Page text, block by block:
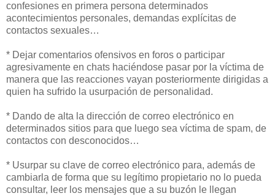
confesiones en primera persona determinados
acontecimientos personales, demandas explícitas de
contactos sexuales…
* Dejar comentarios ofensivos en foros o participar
agresivamente en chats haciéndose pasar por la víctima de
manera que las reacciones vayan posteriormente dirigidas a
quien ha sufrido la usurpación de personalidad.
* Dando de alta la dirección de correo electrónico en
determinados sitios para que luego sea víctima de spam, de
contactos con desconocidos…
* Usurpar su clave de correo electrónico para, además de
cambiarla de forma que su legítimo propietario no lo pueda
consultar, leer los mensajes que a su buzón le llegan